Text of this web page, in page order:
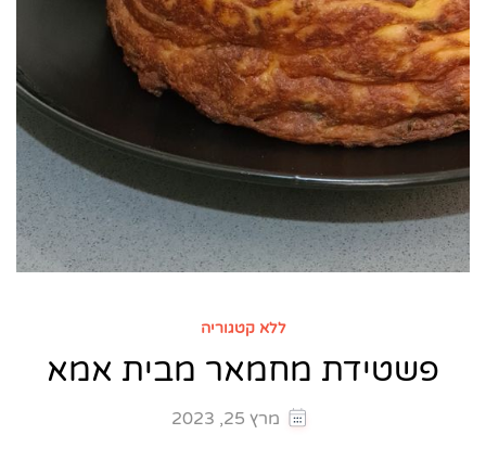
ללא קטגוריה
פשטידת מחמאר מבית אמא
מרץ 25, 2023